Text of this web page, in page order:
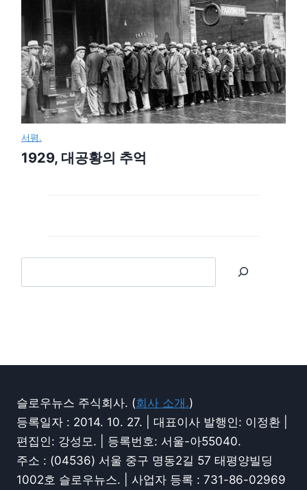
서평.
1929, 대공황의 추억
슬로우뉴스 주식회사. (회사 소개.)
등록일자 : 2014. 10. 27. | 대표이사 발행인: 이정환 |
편집인: 강성모. | 등록번호: 서울-아55040.
주소 : (04536) 서울 중구 명동2길 57 태평양빌딩
1002호 슬로우뉴스. | 사업자 등록 : 731-86-02969